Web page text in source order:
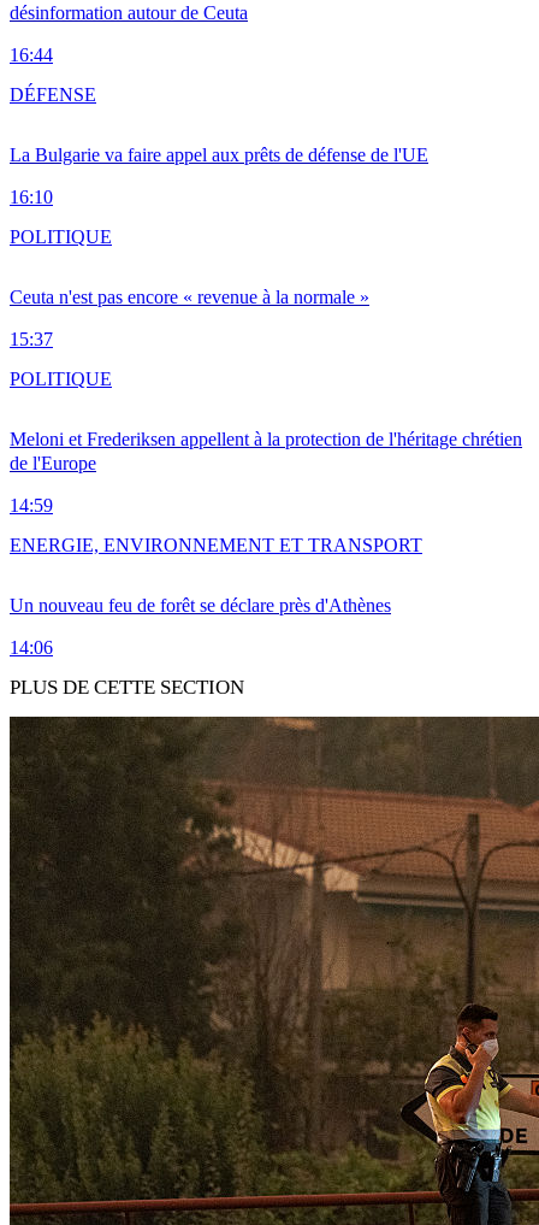
désinformation autour de Ceuta
16:44
La Bulgarie va faire appel aux prêts de défense de l'UE
16:10
DÉFENSE
Ceuta n'est pas encore « revenue à la normale »
15:37
POLITIQUE
Meloni et Frederiksen appellent à la protection de l'héritage chrétien
de l'Europe
14:59
POLITIQUE
Un nouveau feu de forêt se déclare près d'Athènes
14:06
ENERGIE, ENVIRONNEMENT ET TRANSPORT
PLUS DE CETTE SECTION